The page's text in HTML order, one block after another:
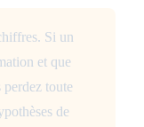
Si un
et que
toute
de